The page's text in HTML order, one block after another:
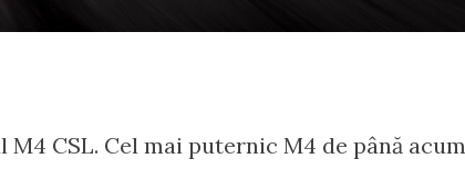
CSL. Cel mai puternic M4 de până acum